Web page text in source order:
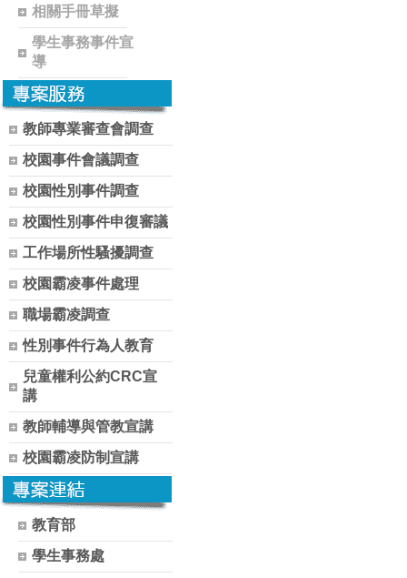
相關手冊草擬
學生事務事件宣
導
教師專業審查會調查
校園事件會議調查
校園性別事件調查
校園性別事件申復審議
工作場所性騷擾調查
校園霸凌事件處理
職場霸凌調查
性別事件行為人教育
兒童權利公約CRC宣
講
教師輔導與管教宣講
校園霸凌防制宣講
教育部
學生事務處